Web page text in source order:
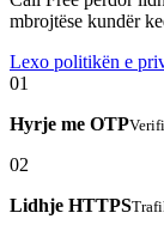
mbrojtëse kundër
Lexo politikën e
01
Hyrje me OTP
02
Lidhje HTTPS